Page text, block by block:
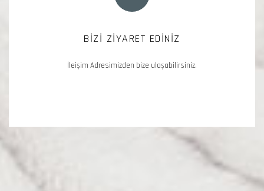
BİZİ ZİYARET EDİNİZ
İleişim Adresimizden bize ulaşabilirsiniz.
FİRMA ADRESİMİZ
Şükran Mah. Başarali Cad. No: 26 (İplikçi Camii Arkası )